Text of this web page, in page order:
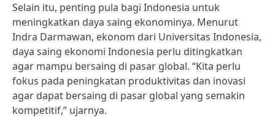
Selain itu, penting pula bagi Indonesia untuk
meningkatkan daya saing ekonominya. Menurut
Indra Darmawan, ekonom dari Universitas Indonesia,
daya saing ekonomi Indonesia perlu ditingkatkan
agar mampu bersaing di pasar global. “Kita perlu
fokus pada peningkatan produktivitas dan inovasi
agar dapat bersaing di pasar global yang semakin
kompetitif,” ujarnya.